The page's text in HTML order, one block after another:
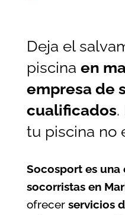
Deja el
piscina en
empresa de
cualificados.
tu piscina no
Socosport es una
socorristas en
ofrecer servicios